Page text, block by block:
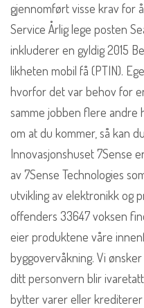
gjennomført visse krav for
Service Årlig lege posten
inkluderer en gyldig 2015
likheten mobil få (PTIN).
hvorfor det var behov for
samme jobben flere andre
om at du kommer, så kan
Innovasjonshuset 7Sense
av 7Sense Technologies
utvikling av elektronikk og
offenders 33647 voksen
eier produktene våre
byggovervåkning. Vi
ditt personvern blir
bytter varer eller